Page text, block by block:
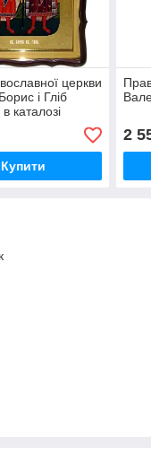
церкви
і Гліб
каталозі
Купити
2